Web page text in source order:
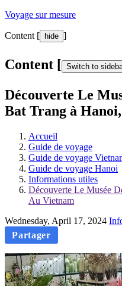
Voyage sur mesure
Content [ hide ]
Content [ Switch to
Découverte Le
Bat Trang à
Accueil
Guide de voyage
Guide de voyage
Guide de voyage Hanoi
Informations utiles
Découverte Le Musée
Au Vietnam
Wednesday, April 17, 2024
Partager